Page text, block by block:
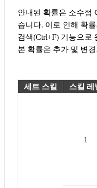
안내된 확률은 소수점
습니다. 이로 인해 확
검색(Ctrl+F) 기능으로
본 확률은 추가 및 변
세트 스킬 스킬 레
1